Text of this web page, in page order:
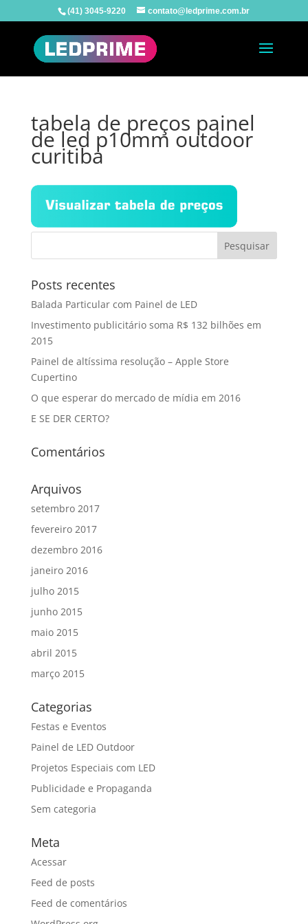
(41) 3045-9220 contato@ledprime.com.br
tabela de preços painel
de led p10mm outdoor
curitiba
Posts recentes
Balada Particular com Painel de LED
Investimento publicitário soma R$ 132 bilhões em
2015
Painel de altíssima resolução – Apple Store
Cupertino
O que esperar do mercado de mídia em 2016
E SE DER CERTO?
Comentários
Arquivos
setembro 2017
fevereiro 2017
dezembro 2016
janeiro 2016
julho 2015
junho 2015
maio 2015
abril 2015
março 2015
Categorias
Festas e Eventos
Painel de LED Outdoor
Projetos Especiais com LED
Publicidade e Propaganda
Sem categoria
Meta
Acessar
Feed de posts
Feed de comentários